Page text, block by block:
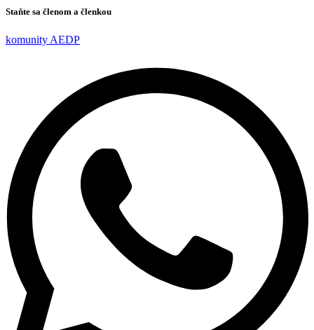
Staňte sa členom a členkou
komunity AEDP